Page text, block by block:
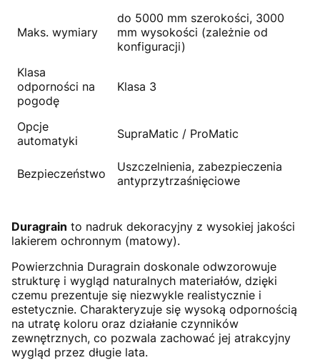
Maks. wymiary
do 5000 mm szerokości, 3000
mm wysokości (zależnie od
konfiguracji)
Klasa
odporności na
pogodę
Klasa 3
Opcje
automatyki
SupraMatic / ProMatic
Bezpieczeństwo
Uszczelnienia, zabezpieczenia
antyprzytrzaśnięciowe
Duragrain to nadruk dekoracyjny z wysokiej jakości
lakierem ochronnym (matowy).
Powierzchnia Duragrain doskonale odwzorowuje
strukturę i wygląd naturalnych materiałów, dzięki
czemu prezentuje się niezwykle realistycznie i
estetycznie. Charakteryzuje się wysoką odpornością
na utratę koloru oraz działanie czynników
zewnętrznych, co pozwala zachować jej atrakcyjny
wygląd przez długie lata.